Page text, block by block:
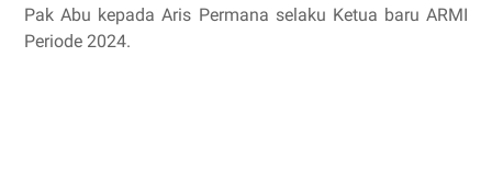
Pak Abu kepada Aris Permana selaku Ketua baru ARMI
Periode 2024.